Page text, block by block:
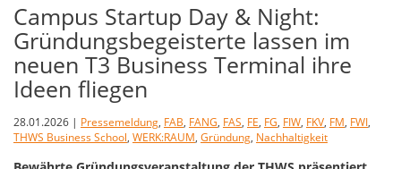
Campus Startup Day & Night:
Gründungsbegeisterte lassen im
neuen T3 Business Terminal ihre
Ideen fliegen
28.01.2026 | Pressemeldung, FAB, FANG, FAS, FE, FG, FIW, FKV, FM, FWI,
THWS Business School, WERK:RAUM, Gründung, Nachhaltigkeit